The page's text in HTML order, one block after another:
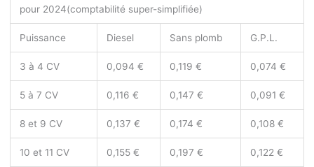
pour 2024(comptabilité super-simplifiée)
Puissance Diesel Sans plomb G.P.L.
3 à 4 CV 0,094 € 0,119 € 0,074 €
5 à 7 CV 0,116 € 0,147 € 0,091 €
8 et 9 CV 0,137 € 0,174 € 0,108 €
10 et 11 CV 0,155 € 0,197 € 0,122 €